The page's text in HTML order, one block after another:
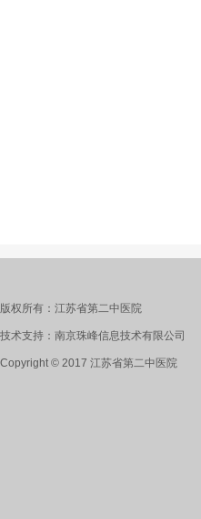
版权所有：江苏省第二中医院
技术支持：南京珠峰信息技术有限公司
Copyright © 2017 江苏省第二中医院